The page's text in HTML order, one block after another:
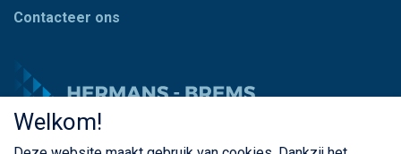
Contacteer ons
Welkom!